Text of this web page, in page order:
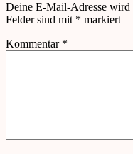
Deine E-Mail-Adresse
Felder sind mit * markiert
Kommentar *